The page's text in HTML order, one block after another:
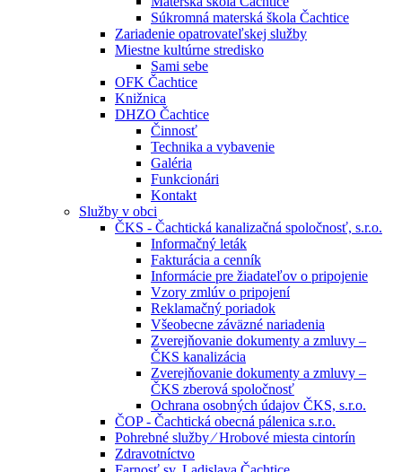
Súkromná materská škola Čachtice
Zariadenie opatrovateľskej služby
Miestne kultúrne stredisko
Sami sebe
OFK Čachtice
Knižnica
DHZO Čachtice
Činnosť
Technika a vybavenie
Galéria
Funkcionári
Kontakt
Služby v obci
ČKS - Čachtická kanalizačná spoločnosť, s.r.o.
Informačný leták
Fakturácia a cenník
Informácie pre žiadateľov o pripojenie
Vzory zmlúv o pripojení
Reklamačný poriadok
Všeobecne záväzné nariadenia
Zverejňovanie dokumenty a zmluvy –
ČKS kanalizácia
Zverejňovanie dokumenty a zmluvy –
ČKS zberová spoločnosť
Ochrana osobných údajov ČKS, s.r.o.
ČOP - Čachtická obecná pálenica s.r.o.
Pohrebné služby ⁄ Hrobové miesta cintorín
Zdravotníctvo